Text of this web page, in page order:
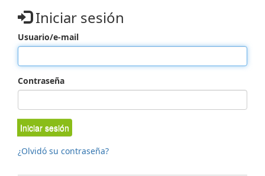
Iniciar sesión
Usuario/e-mail
Contraseña
Iniciar sesión
¿Olvidó su contraseña?